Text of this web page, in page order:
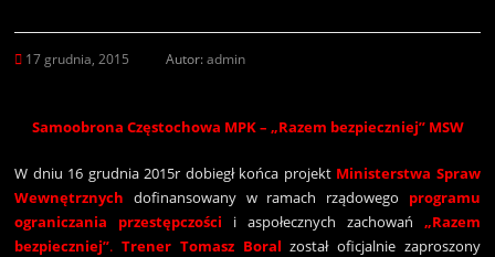
17 grudnia, 2015 Autor:admin
Samoobrona Częstochowa MPK – „Razem bezpieczniej” MSW
W dniu 16 grudnia 2015r dobiegł końca projekt Ministerstwa Spraw
Wewnętrznych dofinansowany w ramach rządowego programu
ograniczania
przestępczości i aspołecznych zachowań „Razem
bezpieczniej”. Trener Tomasz Boralzostał oficjalnie zaproszony